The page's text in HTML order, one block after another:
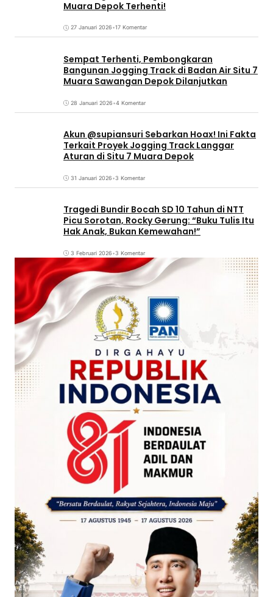
Muara Depok Terhenti!
27 Januari 2026•17 Komentar
Sempat Terhenti, Pembongkaran
Bangunan Jogging Track di Badan Air Situ 7
Muara Sawangan Depok Dilanjutkan
28 Januari 2026•4 Komentar
Akun @supiansuri Sebarkan Hoax! Ini Fakta
Terkait Proyek Jogging Track Langgar
Aturan di Situ 7 Muara Depok
31 Januari 2026•3 Komentar
Tragedi Bundir Bocah SD 10 Tahun di NTT
Picu Sorotan, Rocky Gerung: “Buku Tulis Itu
Hak Anak, Bukan Kemewahan!”
3 Februari 2026•3 Komentar